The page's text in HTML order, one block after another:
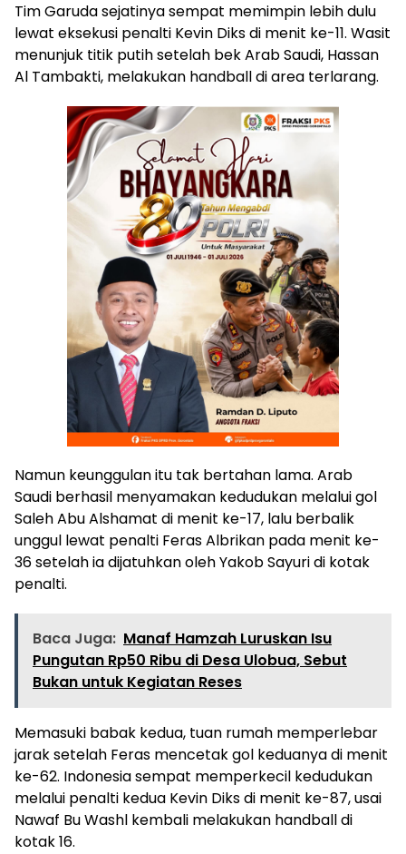
Tim Garuda sejatinya sempat memimpin lebih dulu
lewat eksekusi penalti Kevin Diks di menit ke-11. Wasit
menunjuk titik putih setelah bek Arab Saudi, Hassan
Al Tambakti, melakukan handball di area terlarang.
Namun keunggulan itu tak bertahan lama. Arab
Saudi berhasil menyamakan kedudukan melalui gol
Saleh Abu Alshamat di menit ke-17, lalu berbalik
unggul lewat penalti Feras Albrikan pada menit ke-
36 setelah ia dijatuhkan oleh Yakob Sayuri di kotak
penalti.
Baca Juga: Manaf Hamzah Luruskan Isu
Pungutan Rp50 Ribu di Desa Ulobua, Sebut
Bukan untuk Kegiatan Reses
Memasuki babak kedua, tuan rumah memperlebar
jarak setelah Feras mencetak gol keduanya di menit
ke-62. Indonesia sempat memperkecil kedudukan
melalui penalti kedua Kevin Diks di menit ke-87, usai
Nawaf Bu Washl kembali melakukan handball di
kotak 16.